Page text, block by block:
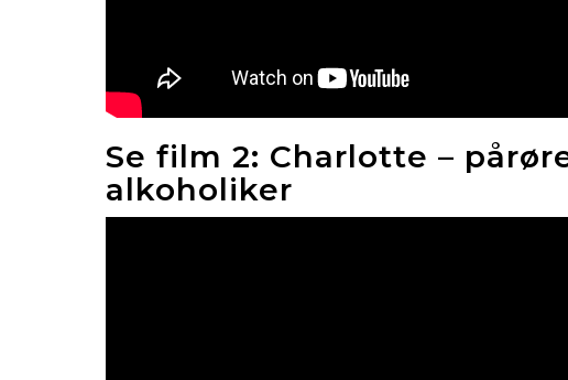
Se film 2: Charlotte –
alkoholiker